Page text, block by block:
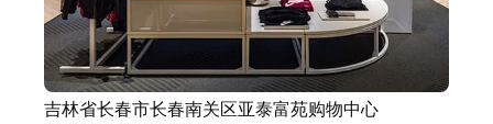
吉林省长春市长春南关区亚泰富苑购物中心